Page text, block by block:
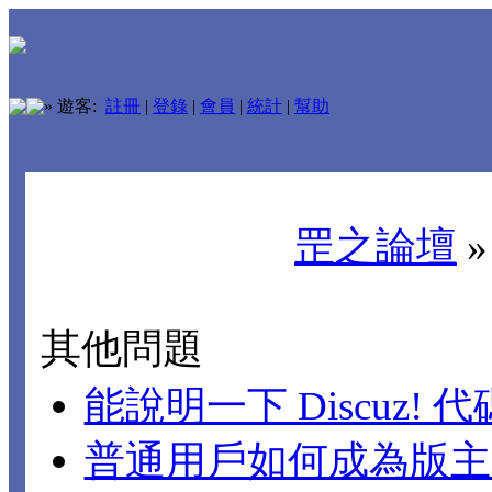
» 遊客: 註冊 | 登錄 | 會員 | 統計 | 幫助
罡之論壇
其他問題
能說明一下 Discuz! 代
普通用戶如何成為版